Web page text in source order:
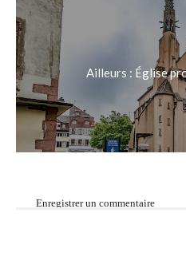
Ailleurs : Église
Enregistrer un commentaire